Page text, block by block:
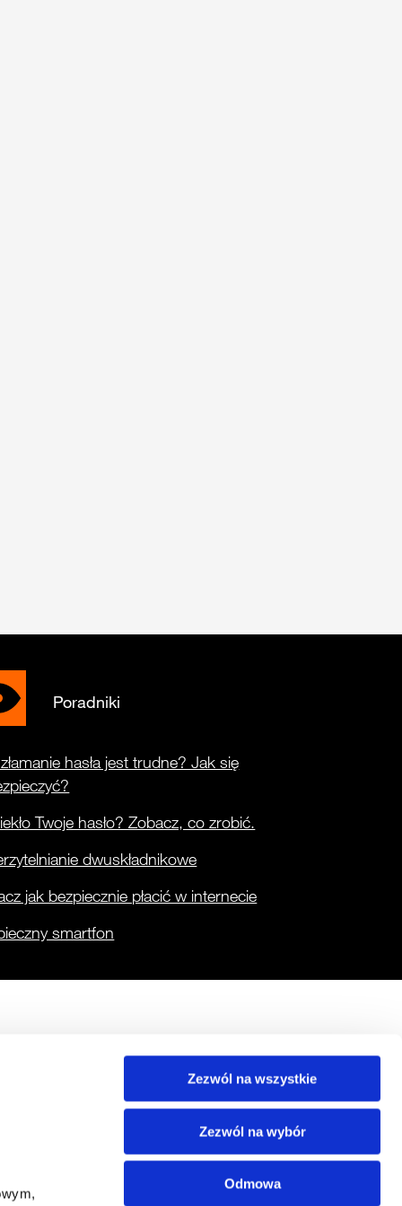
Zezwól na wszystkie
Zezwól na wybór
Odmowa
Poradniki
hasła jest trudne? Jak się
Twoje hasło? Zobacz, co zrobić.
dwuskładnikowe
jak bezpiecznie płacić w internecie
smartfon
Baza wiedzy
Pytania i odpowiedzi
Inne